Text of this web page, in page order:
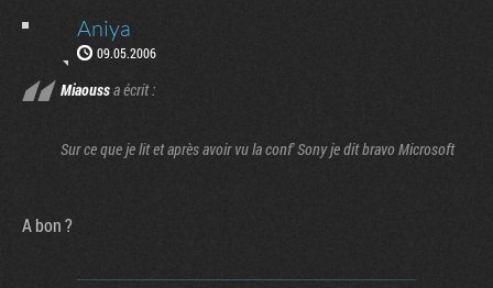
Aniya
09.05.2006
Miaoussa écrit :
Sur ce que je lit et après avoir vu la conf' Sony je dit bravo Microsoft
A bon ?